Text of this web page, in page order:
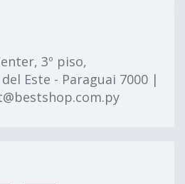
3º piso,
Este - Paraguai 7000 |